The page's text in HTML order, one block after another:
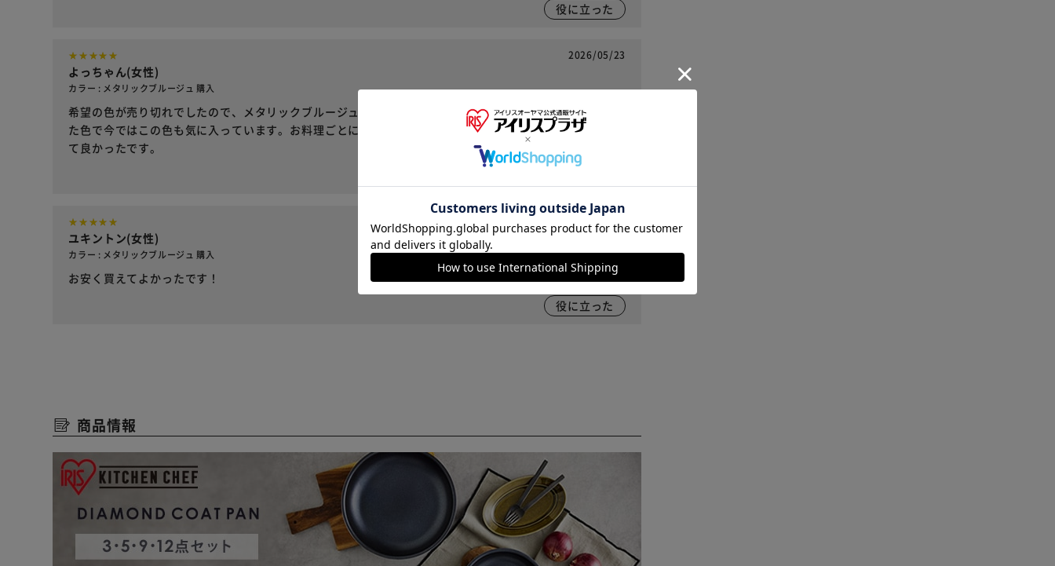
役に立った
2026/05/23
よっちゃん(女性)
カラー : メタリックブルージュ 購入
希望の色が売り切れでしたので、メタリックブルージュを購入しましたが、実際届いてみると、落ち着い
た色で今ではこの色も気に入っています。お料理ごとにいろんなフライパンを使い分け出来るので、買っ
て良かったです。
2026/03/28
ユキントン(女性)
カラー : メタリックブルージュ 購入
お安く買えてよかったです！
役に立った
商品情報
※ご確認ください